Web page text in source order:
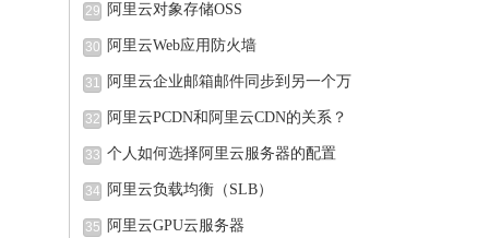
29 阿里云对象存储OSS
30 阿里云Web应用防火墙
31 阿里云企业邮箱邮件同步到另一个万
32 阿里云PCDN和阿里云CDN的关系？
33 个人如何选择阿里云服务器的配置
34 阿里云负载均衡（SLB）
35 阿里云GPU云服务器